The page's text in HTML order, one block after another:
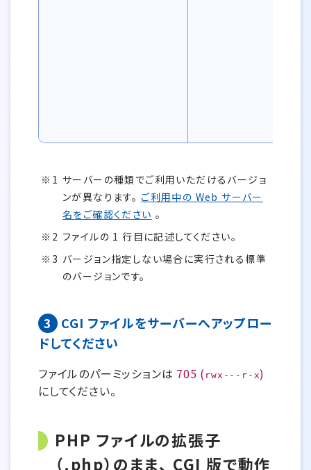
サーバーの種類でご利用いただけるバージョ
ンが異なります。 ご利用中の Web サーバー
名をご確認ください 。
ファイルの 1 行目に記述してください。
バージョン指定しない場合に実行される標準
のバージョンです。
3
CGI ファイルをサーバーへアップロー
ドしてください
ファイルのパーミッションは 705 ( rwx---r-x)
にしてください。
PHP ファイルの拡張子
（.php）のまま、 CGI 版で動作